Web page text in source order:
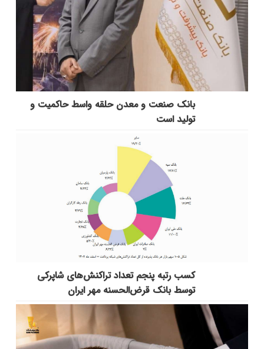
بانك صنعت و معدن حلقه واسط حاكمیت و
تولید است
کسب رتبه پنجم تعداد تراکنش‌های شاپرکی
توسط بانک قرض‌الحسنه مهر ایران